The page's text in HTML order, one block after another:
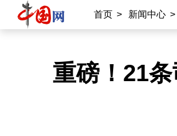
首页 > 新闻中心 >
重磅！21